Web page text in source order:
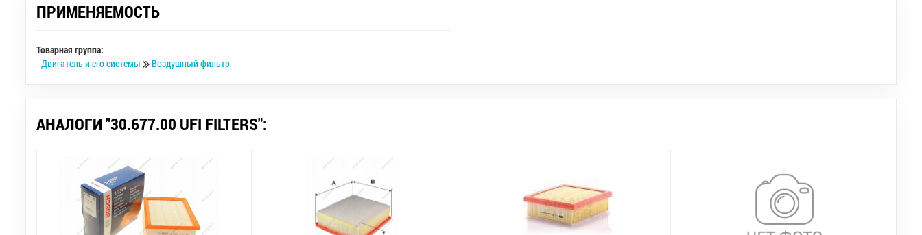
ПРИМЕНЯЕМОСТЬ
Товарная группа:
-Двигатель и его системы Воздушный фильтр
АНАЛОГИ "30.677.00 UFI FILTERS":